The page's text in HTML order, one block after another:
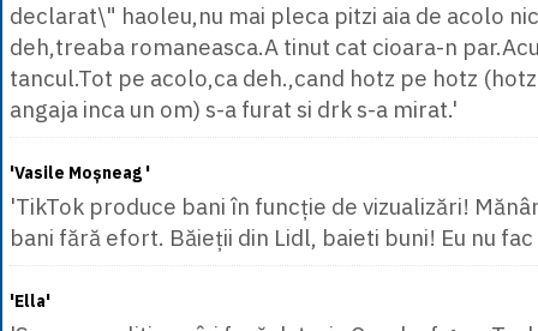
declarat\" haoleu,nu mai pleca pitzi aia de acolo
deh,treaba romaneasca.A tinut cat cioara-n
tancul.Tot pe acolo,ca deh.,cand hotz pe hotz
angaja inca un om) s-a furat si drk s-a mirat.'
'Vasile Moșneag '
'TikTok produce bani în funcție de vizualizări!
bani fără efort. Băieții din Lidl, baieti buni! Eu nu
'Ella'